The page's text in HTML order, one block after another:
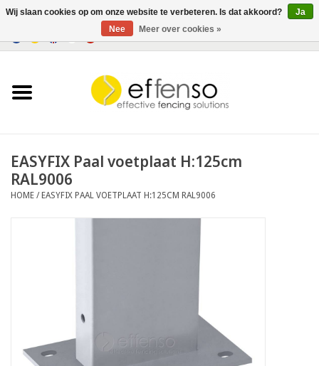
Verlichting
Kaart
EASYFIX Paal voetplaat H:125cm
RAL9006
HOME /EASYFIX PAAL VOETPLAAT H:125CM RAL9006
Wij slaan cookies op om onze website te verbeteren. Is dat akkoord?
Ja
Nee
Meer over cookies »